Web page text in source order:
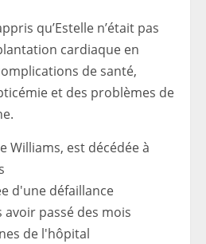
qu’Estelle n’était pas
cardiaque en
de santé,
et des problèmes de
Williams, est décédée à